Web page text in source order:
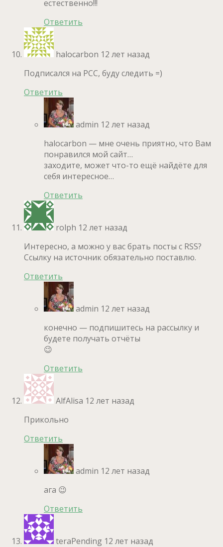
естественно!!!
Ответить
halocarbon 12 лет назад
Подписался на РСС, буду следить =)
Ответить
admin 12 лет назад
halocarbon — мне очень приятно, что Вам
понравился мой сайт…
заходите, может что-то ещё найдёте для
себя интересное…
Ответить
rolph 12 лет назад
Интересно, а можно у вас брать посты с RSS?
Ссылку на источник обязательно поставлю.
Ответить
admin 12 лет назад
конечно — подпишитесь на рассылку и
будете получать отчёты
😉
Ответить
AlfAlisa 12 лет назад
Прикольно
Ответить
admin 12 лет назад
ага 😉
Ответить
teraPending 12 лет назад